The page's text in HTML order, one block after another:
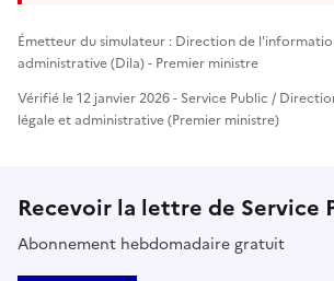
Émetteur du simulateur : Direction de
administrative (Dila) - Premier ministre
Vérifié le 12 janvier 2026 - Service Public /
légale et administrative (Premier ministre)
Recevoir la lettre de Service
Abonnement hebdomadaire gratuit